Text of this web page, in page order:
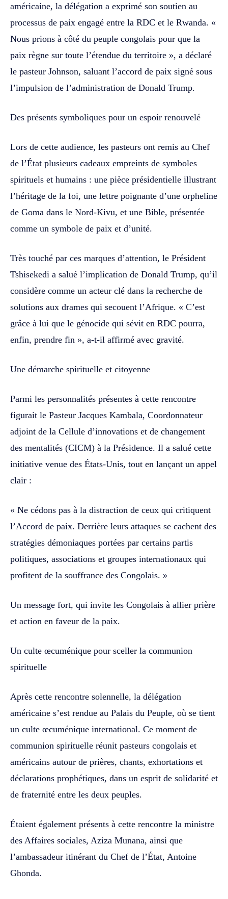
américaine, la délégation a exprimé son soutien au
processus de paix engagé entre la RDC et le Rwanda. «
Nous prions à côté du peuple congolais pour que la
paix règne sur toute l’étendue du territoire », a déclaré
le pasteur Johnson, saluant l’accord de paix signé sous
l’impulsion de l’administration de Donald Trump.
Des présents symboliques pour un espoir renouvelé
Lors de cette audience, les pasteurs ont remis au Chef
de l’État plusieurs cadeaux empreints de symboles
spirituels et humains : une pièce présidentielle illustrant
l’héritage de la foi, une lettre poignante d’une orpheline
de Goma dans le Nord-Kivu, et une Bible, présentée
comme un symbole de paix et d’unité.
Très touché par ces marques d’attention, le Président
Tshisekedi a salué l’implication de Donald Trump, qu’il
considère comme un acteur clé dans la recherche de
solutions aux drames qui secouent l’Afrique. « C’est
grâce à lui que le génocide qui sévit en RDC pourra,
enfin, prendre fin », a-t-il affirmé avec gravité.
Une démarche spirituelle et citoyenne
Parmi les personnalités présentes à cette rencontre
figurait le Pasteur Jacques Kambala, Coordonnateur
adjoint de la Cellule d’innovations et de changement
des mentalités (CICM) à la Présidence. Il a salué cette
initiative venue des États-Unis, tout en lançant un appel
clair :
« Ne cédons pas à la distraction de ceux qui critiquent
l’Accord de paix. Derrière leurs attaques se cachent des
stratégies démoniaques portées par certains partis
politiques, associations et groupes internationaux qui
profitent de la souffrance des Congolais. »
Un message fort, qui invite les Congolais à allier prière
et action en faveur de la paix.
Un culte œcuménique pour sceller la communion
spirituelle
Après cette rencontre solennelle, la délégation
américaine s’est rendue au Palais du Peuple, où se tient
un culte œcuménique international. Ce moment de
communion spirituelle réunit pasteurs congolais et
américains autour de prières, chants, exhortations et
déclarations prophétiques, dans un esprit de solidarité et
de fraternité entre les deux peuples.
Étaient également présents à cette rencontre la ministre
des Affaires sociales, Aziza Munana, ainsi que
l’ambassadeur itinérant du Chef de l’État, Antoine
Ghonda.